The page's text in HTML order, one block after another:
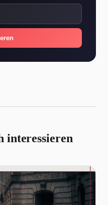
interessieren